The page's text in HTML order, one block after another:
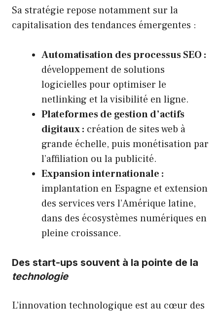
Sa stratégie repose notamment sur la
capitalisation des tendances émergentes :
Automatisation des processus SEO :
développement de solutions
logicielles pour optimiser le
netlinking et la visibilité en ligne.
Plateformes de gestion d’actifs
digitaux : création de sites web à
grande échelle, puis monétisation par
l’affiliation ou la publicité.
Expansion internationale :
implantation en Espagne et extension
des services vers l’Amérique latine,
dans des écosystèmes numériques en
pleine croissance.
Des start-ups souvent à la pointe de la
technologie
L’innovation technologique est au cœur des